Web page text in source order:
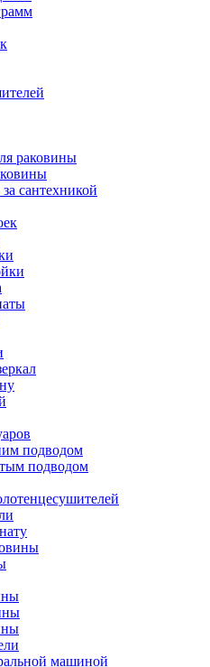
раковины
сантехникой
подводом
подводом
машиной